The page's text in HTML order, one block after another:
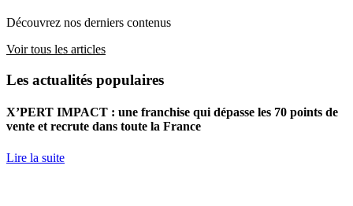
Découvrez nos derniers contenus
Voir tous les articles
Les actualités populaires
X’PERT IMPACT : une franchise qui dépasse les 70 points de
vente et recrute dans toute la France
Lire la suite